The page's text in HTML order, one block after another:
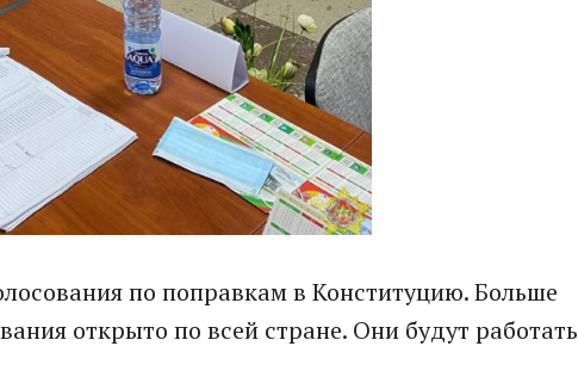
по поправкам в Конституцию. Больше
открыто по всей стране. Они будут работать